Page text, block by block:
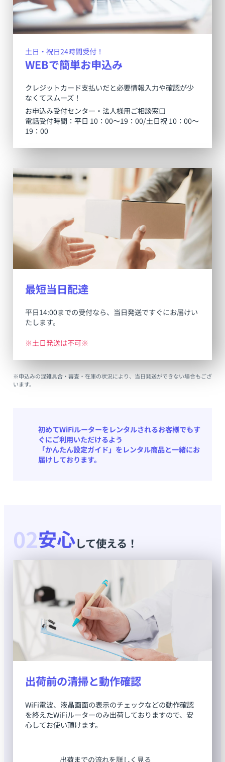
土日・祝日24時間受付！
WEBで簡単お申込み
クレジットカード支払いだと必要情報入力や確認が少
なくてスムーズ！
お申込み受付センター・法人様用ご相談窓口
電話受付時間：平日 10：00～19：00/土日祝 10：00～
19：00
最短当日配達
平日14:00までの受付なら、当日発送ですぐにお届けい
たします。
※土日発送は不可※
※申込みの混雑具合・審査・在庫の状況により、当日発送ができない場合もござ
います。
初めてWiFiルーターをレンタルされるお客様でもす
ぐにご利用いただけるよう
「かんたん設定ガイド」をレンタル商品と一緒にお
届けしております。
02安心して使える！
出荷前の清掃と動作確認
WiFi電波、液晶画面の表示のチェックなどの動作確認
を終えたWiFiルーターのみ出荷しておりますので、安
心してお使い頂けます。
出荷までの流れを詳しく見る